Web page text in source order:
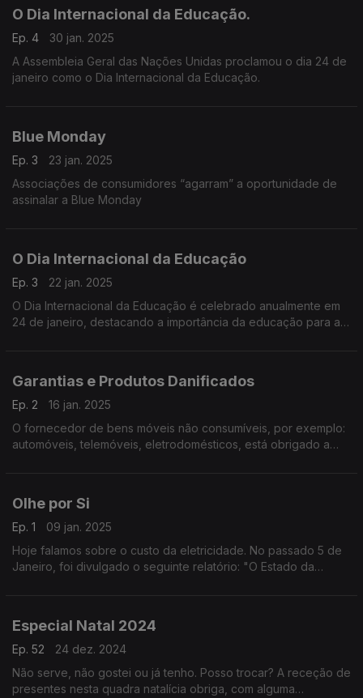
O Dia Internacional da Educação.
Ep. 4
30 jan. 2025
A Assembleia Geral das Nações Unidas proclamou o dia 24 de
janeiro como o Dia Internacional da Educação.
Blue Monday
Ep. 3
23 jan. 2025
Associações de consumidores “agarram” a oportunidade de
assinalar a Blue Monday
O Dia Internacional da Educação
Ep. 3
22 jan. 2025
O Dia Internacional da Educação é celebrado anualmente em
24 de janeiro, destacando a importância da educação para a
Garantias e Produtos Danificados
Ep. 2
16 jan. 2025
O fornecedor de bens móveis não consumíveis, por exemplo:
automóveis, telemóveis, eletrodomésticos, está obrigado a
Olhe por Si
Ep. 1
09 jan. 2025
Hoje falamos sobre o custo da eletricidade. No passado 5 de
Janeiro, foi divulgado o seguinte relatório: "O Estado da
Especial Natal 2024
Ep. 52
24 dez. 2024
Não serve, não gostei ou já tenho. Posso trocar? A receção de
presentes nesta quadra natalícia obriga, com alguma